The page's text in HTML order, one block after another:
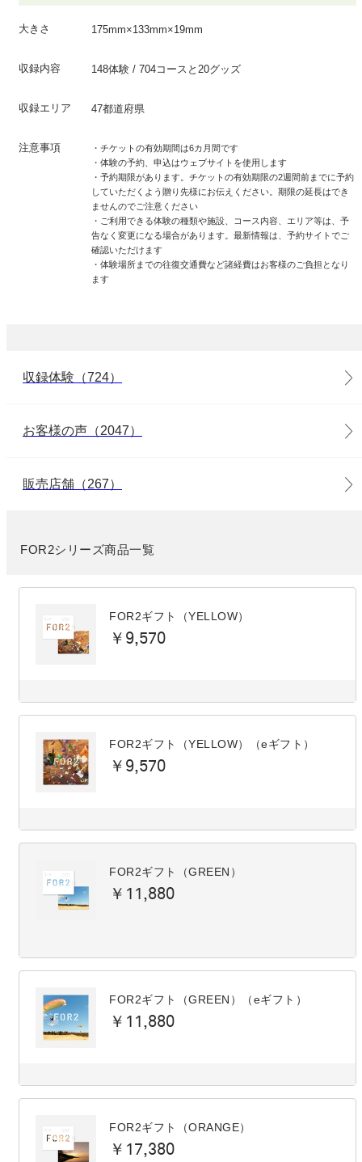
大きさ 175mm×133mm×19mm
収録内容 148体験 / 704コースと20グッズ
収録エリア 47都道府県
注意事項
・チケットの有効期間は6カ月間です
・体験の予約、申込はウェブサイトを使用します
・予約期限があります。チケットの有効期限の2週間前までに予約
していただくよう贈り先様にお伝えください。期限の延長はでき
ませんのでご注意ください
・ご利用できる体験の種類や施設、コース内容、エリア等は、予
告なく変更になる場合があります。最新情報は、予約サイトでご
確認いただけます
・体験場所までの往復交通費など諸経費はお客様のご負担となり
ます
収録体験（724）
お客様の声（2047）
販売店舗（267）
FOR2シリーズ商品一覧
FOR2ギフト（YELLOW）
￥9,570
FOR2ギフト（YELLOW）（eギフト）
￥9,570
FOR2ギフト（GREEN）
￥11,880
FOR2ギフト（GREEN）（eギフト）
￥11,880
FOR2ギフト（ORANGE）
￥17,380